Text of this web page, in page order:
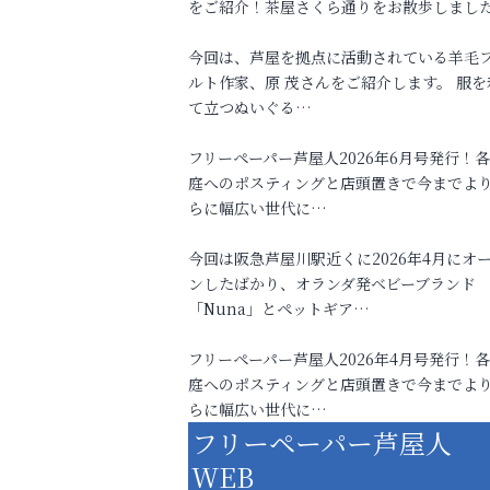
をご紹介！茶屋さくら通りをお散歩しまし
今回は、芦屋を拠点に活動されている羊毛
ルト作家、原 茂さんをご紹介します。 服を
て立つぬいぐる…
フリーペーパー芦屋人2026年6月号発行！
庭へのポスティングと店頭置きで今までよ
らに幅広い世代に…
今回は阪急芦屋川駅近くに2026年4月にオ
ンしたばかり、オランダ発ベビーブランド
「Nuna」とペットギア…
フリーペーパー芦屋人2026年4月号発行！
庭へのポスティングと店頭置きで今までよ
らに幅広い世代に…
フリーペーパー芦屋人
WEB